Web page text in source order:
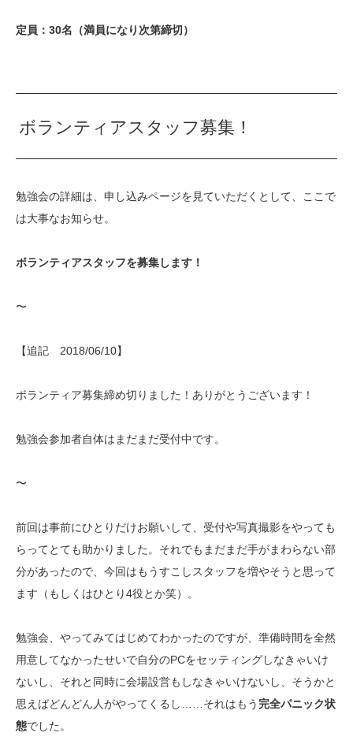
定員：30名（満員になり次第締切）
ボランティアスタッフ募集！
勉強会の詳細は、申し込みページを見ていただくとして、ここで
は大事なお知らせ。
ボランティアスタッフを募集します！
〜
【追記 2018/06/10】
ボランティア募集締め切りました！ありがとうございます！
勉強会参加者自体はまだまだ受付中です。
〜
前回は事前にひとりだけお願いして、受付や写真撮影をやっても
らってとても助かりました。それでもまだまだ手がまわらない部
分があったので、今回はもうすこしスタッフを増やそうと思って
ます（もしくはひとり4役とか笑）。
勉強会、やってみてはじめてわかったのですが、準備時間を全然
用意してなかったせいで自分のPCをセッティングしなきゃいけ
ないし、それと同時に会場設営もしなきゃいけないし、そうかと
思えばどんどん人がやってくるし……それはもう 完全パニック状
態でした。